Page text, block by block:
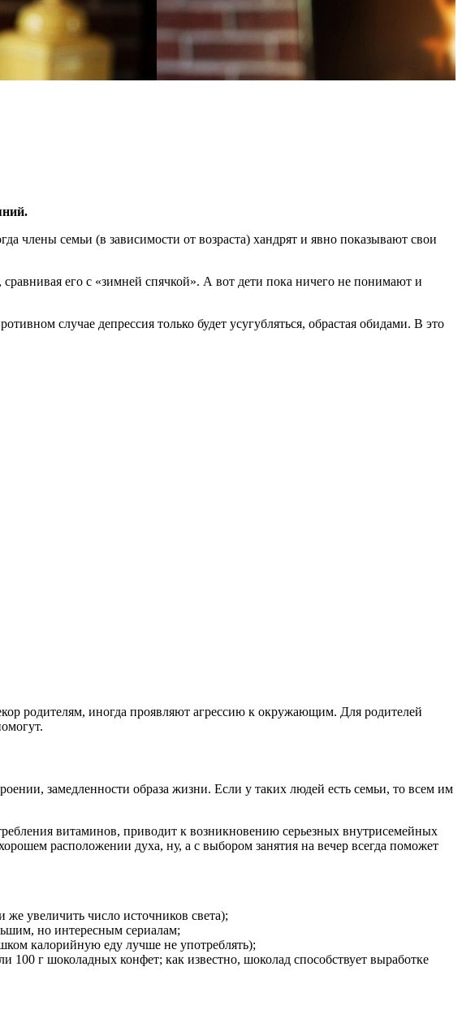
члены семьи (в зависимости от возраста) хандрят и явно показывают свои
его с «зимней спячкой». А вот дети пока ничего не понимают и
случае депрессия только будет усугубляться, обрастая обидами. В это
родителям, иногда проявляют агрессию к окружающим. Для родителей
замедленности образа жизни. Если у таких людей есть семьи, то всем им
витаминов, приводит к возникновению серьезных внутрисемейных
расположении духа, ну, а с выбором занятия на вечер всегда поможет
увеличить число источников света);
но интересным сериалам;
калорийную еду лучше не употреблять);
100 г шоколадных конфет; как известно, шоколад способствует выработке